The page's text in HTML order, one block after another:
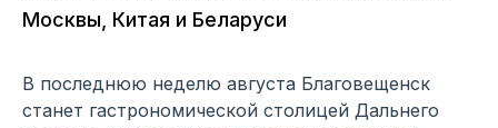
Москвы, Китая и Беларуси
В последнюю неделю августа Благовещенск
станет гастрономической столицей Дальнего